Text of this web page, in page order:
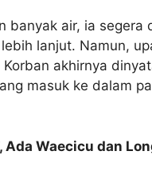
banyak air, ia segera
lanjut. Namun,
akhirnya
masuk ke dalam
Waecicu dan